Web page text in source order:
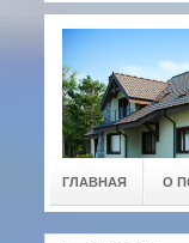
ГЛАВНАЯ О